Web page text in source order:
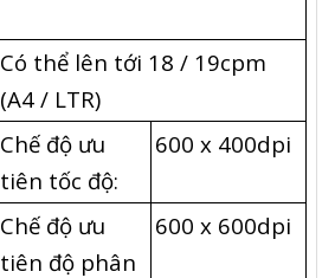
Có thể lên tới 18 / 19cpm
(A4 / LTR)
Chế độ ưu
tiên tốc độ:
600 x 400dpi
Chế độ ưu
tiên độ phân
600 x 600dpi